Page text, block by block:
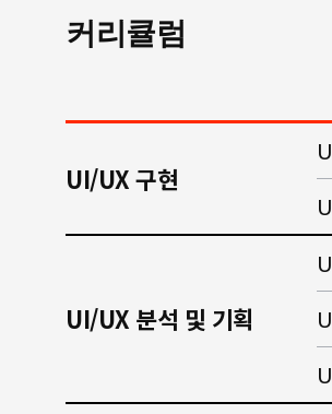
커리큘럼
UI/UX 구현
UI/UX 분석 및 기획